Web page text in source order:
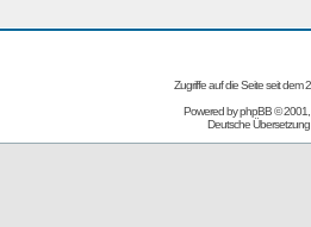
Zugriffe auf die Seite seit dem
Powered byphpBB© 2001,
Deutsche